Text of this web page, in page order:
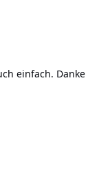
Wir haben das gleiche Problem gerade mit dem Accelerometer V2. @batti Welche Version verwendet ihr selber? Dann nutzen wir die auch einfach. Danke